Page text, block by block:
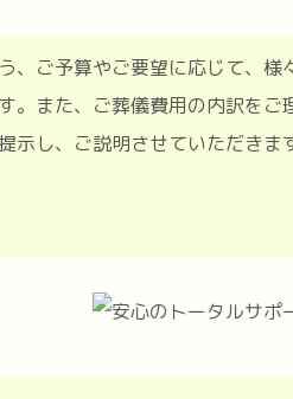
よう、ご予算やご要望に応じ
ます。また、ご葬儀費用の内
ご提示し、ご説明させていただ